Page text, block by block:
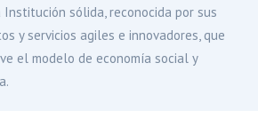
Institución sólida, reconocida por sus
y servicios agiles e innovadores, que
el modelo de economía social y